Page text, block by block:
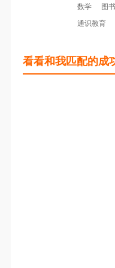
数学
图
通识教育
看看和我匹配的成